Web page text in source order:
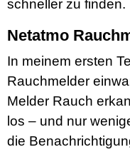
schneller zu finden.
Netatmo
In meinem ersten
Rauchmelder
Melder Rauch
los – und nur
die